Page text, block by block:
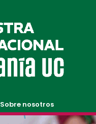
Sobre nosotros